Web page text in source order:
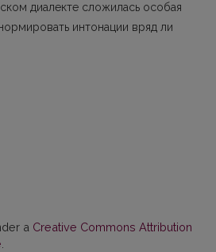
диалекте сложилась особая
интонации вряд ли
a Creative Commons Attribution